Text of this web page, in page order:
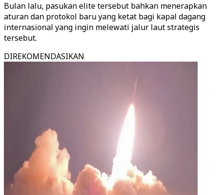
Bulan lalu, pasukan elite tersebut bahkan menerapkan
aturan dan protokol baru yang ketat bagi kapal dagang
internasional yang ingin melewati jalur laut strategis
tersebut.
DIREKOMENDASIKAN